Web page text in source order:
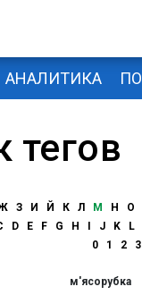
АНАЛИТИКА
тегов
З И Й К Л М Н О
D E F G H J K L
0
1 2 3
м'ясорубка